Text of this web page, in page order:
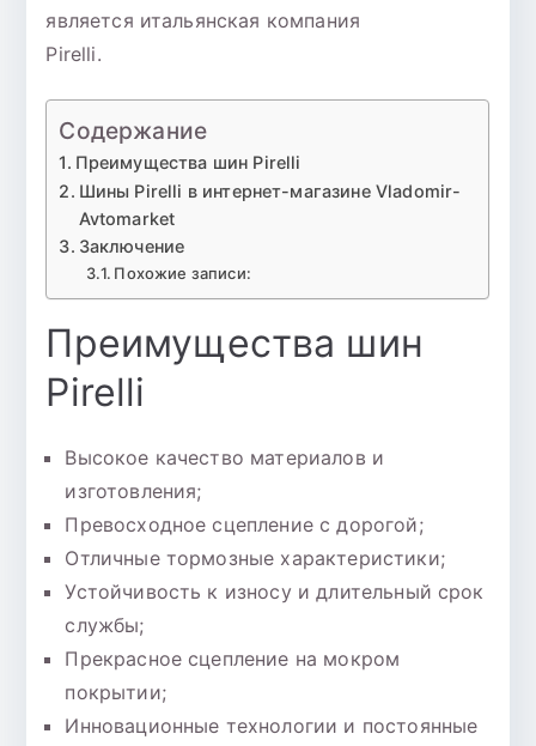
является итальянская компания
Pirelli.
Содержание
Преимущества шин Pirelli
Шины Pirelli в интернет-магазине Vladomir-
Avtomarket
Заключение
Похожие записи:
Преимущества шин
Pirelli
Высокое качество материалов и
изготовления;
Превосходное сцепление с дорогой;
Отличные тормозные характеристики;
Устойчивость к износу и длительный срок
службы;
Прекрасное сцепление на мокром
покрытии;
Инновационные технологии и постоянные